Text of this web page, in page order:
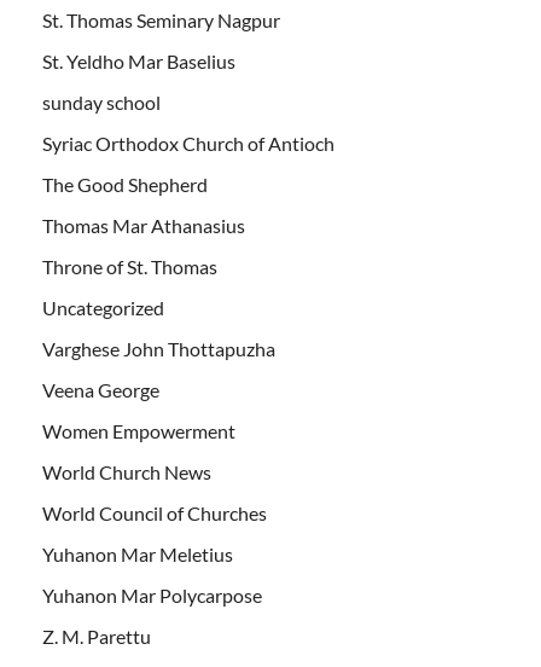
St. Thomas Seminary Nagpur
St. Yeldho Mar Baselius
sunday school
Syriac Orthodox Church of Antioch
The Good Shepherd
Thomas Mar Athanasius
Throne of St. Thomas
Uncategorized
Varghese John Thottapuzha
Veena George
Women Empowerment
World Church News
World Council of Churches
Yuhanon Mar Meletius
Yuhanon Mar Polycarpose
Z. M. Parettu